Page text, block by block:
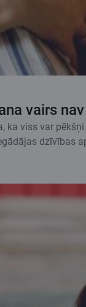
vairs
ka viss var
dzīvības